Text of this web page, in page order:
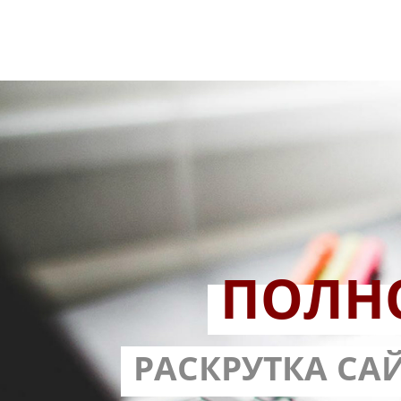
С
РАСКРУТКА